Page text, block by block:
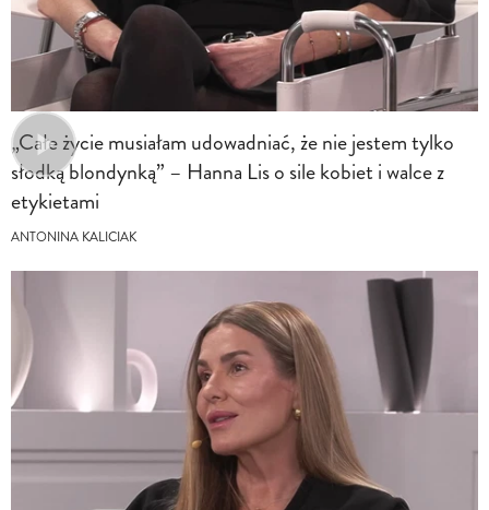
„Całe życie musiałam udowadniać, że nie jestem tylko
słodką blondynką” – Hanna Lis o sile kobiet i walce z
etykietami
ANTONINA KALICIAK